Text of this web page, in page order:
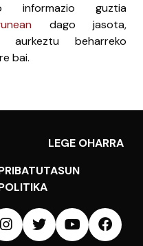
informazio guztia
dago jasota,
beharreko
bai.
LEGE OHARRA